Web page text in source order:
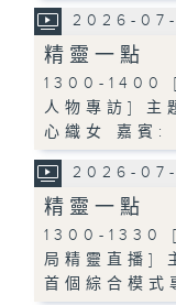
2026-
精靈一點
1300-1400 [
人物專訪] 主
心織女 嘉賓:
2026-
精靈一點
1300-1330 [
局精靈直播]
首個綜合模式